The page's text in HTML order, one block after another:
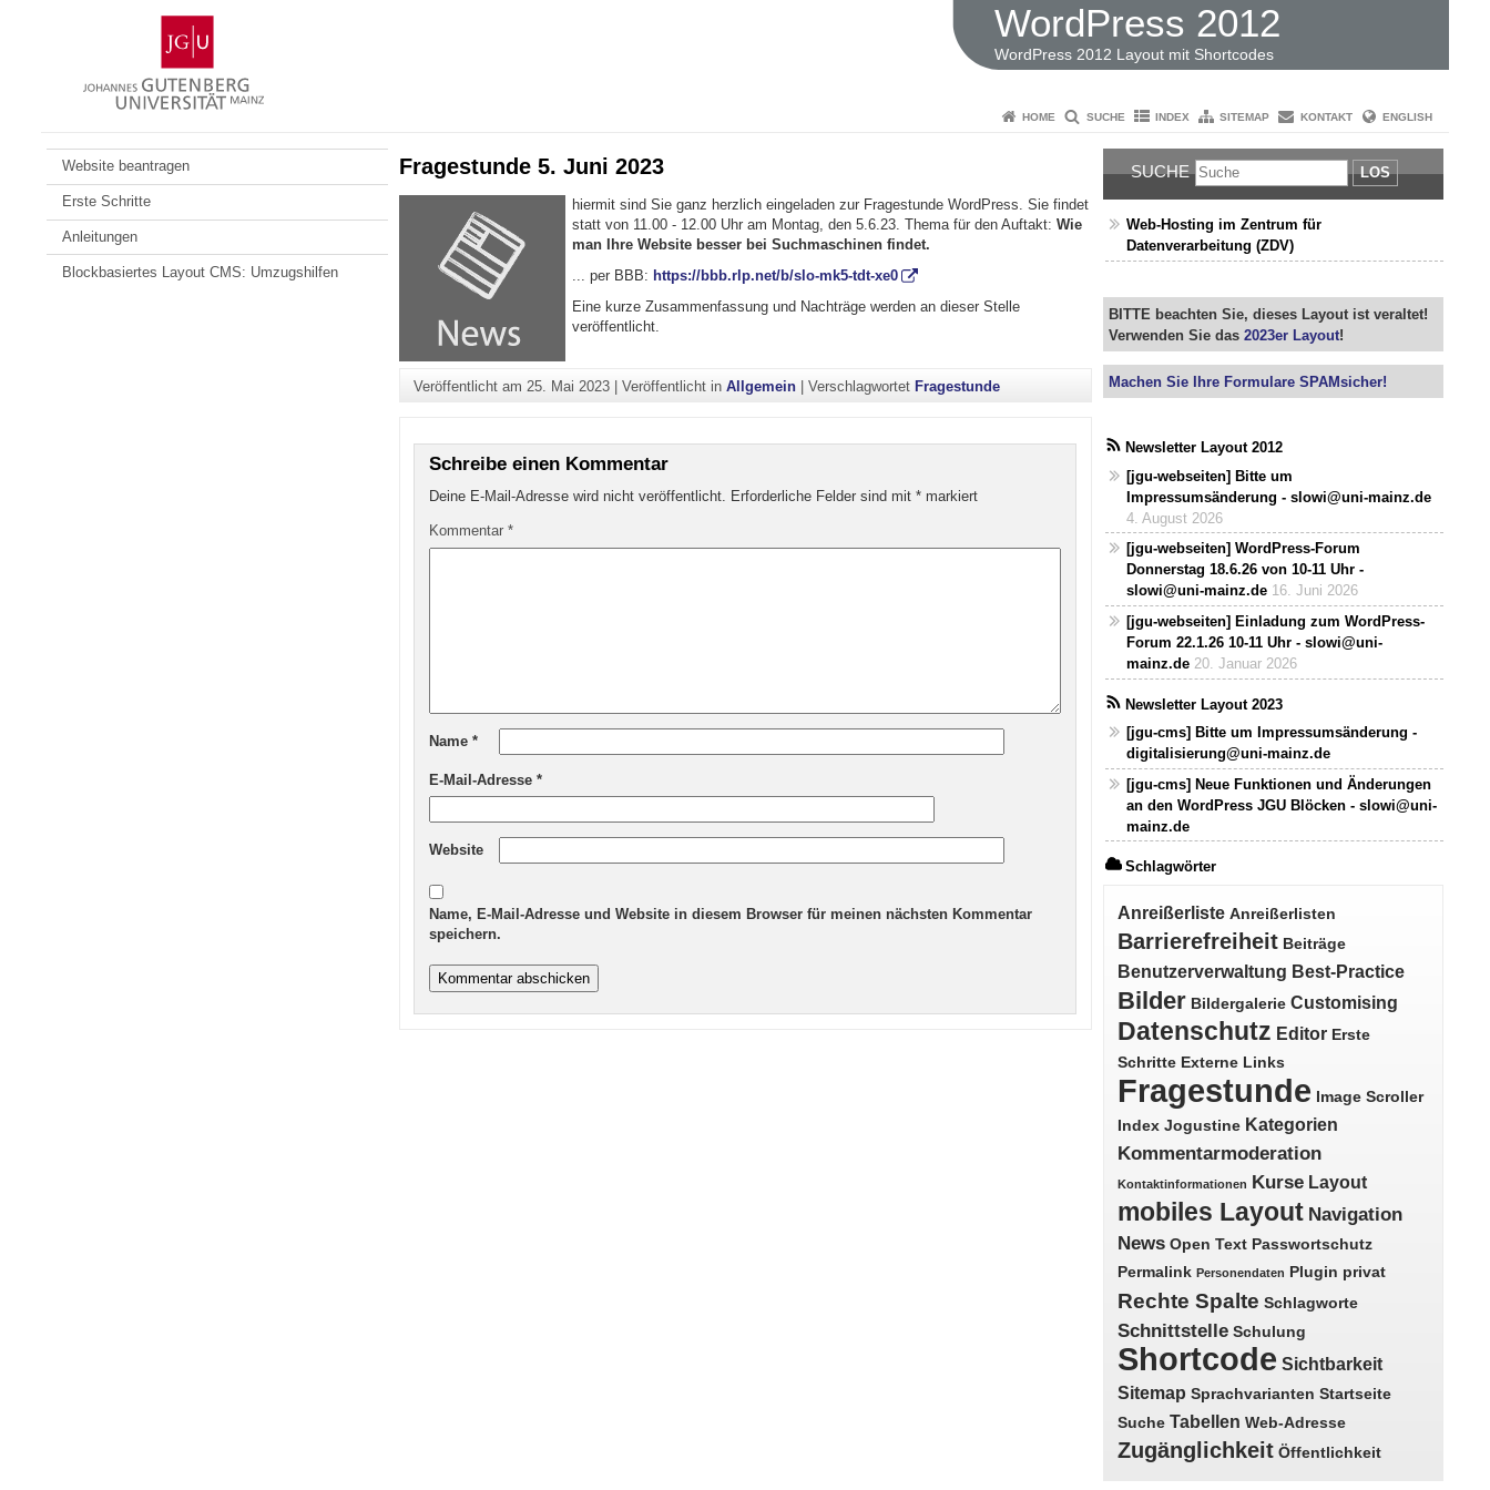
Gutenberg-
Universität
Mainz
WordPress 2012
WordPress 2012 Layout mit Shortcodes
HOME SUCHE INDEX SITEMAP KONTAKT ENGLISH
Website beantragen
Erste Schritte
Anleitungen
Blockbasiertes Layout CMS: Umzugshilfen
Fragestunde 5. Juni 2023
hiermit sind Sie ganz herzlich eingeladen zur Fragestunde WordPress. Sie findet
statt von 11.00 - 12.00 Uhr am Montag, den 5.6.23. Thema für den Auftakt: Wie
man Ihre Website besser bei Suchmaschinen findet.
... per BBB: https://bbb.rlp.net/b/slo-mk5-tdt-xe0
Eine kurze Zusammenfassung und Nachträge werden an dieser Stelle
veröffentlicht.
Veröffentlicht am 25. Mai 2023 |Veröffentlicht inAllgemein |Verschlagwortet Fragestunde
Schreibe einen Kommentar
Deine E-Mail-Adresse wird nicht veröffentlicht. Erforderliche Felder sind mit* markiert
Kommentar*
Name*
E-Mail-Adresse*
Website
Name, E-Mail-Adresse und Website in diesem Browser für meinen nächsten Kommentar
speichern.
SUCHE LOS
Web-Hosting im Zentrum für
Datenverarbeitung (ZDV)
BITTE beachten Sie, dieses Layout ist veraltet!
Verwenden Sie das2023er Layout!
Machen Sie Ihre Formulare SPAMsicher!
Newsletter Layout 2012
[jgu-webseiten] Bitte um
Impressumsänderung - slowi@uni-mainz.de
4. August 2026
[jgu-webseiten] WordPress-Forum
Donnerstag 18.6.26 von 10-11 Uhr -
slowi@uni-mainz.de 16. Juni 2026
[jgu-webseiten] Einladung zum WordPress-
Forum 22.1.26 10-11 Uhr - slowi@uni-
mainz.de 20. Januar 2026
Newsletter Layout 2023
[jgu-cms] Bitte um Impressumsänderung -
digitalisierung@uni-mainz.de
[jgu-cms] Neue Funktionen und Änderungen
an den WordPress JGU Blöcken - slowi@uni-
mainz.de
Schlagwörter
Anreißerliste Anreißerlisten
Barrierefreiheit Beiträge
Benutzerverwaltung Best-Practice
Bilder Bildergalerie Customising
Datenschutz Editor Erste
Schritte Externe Links
Fragestunde
Image Scroller
Index Jogustine Kategorien
Kommentarmoderation
Kontaktinformationen Kurse Layout
mobiles Layout Navigation
News Open Text Passwortschutz
Permalink Personendaten Plugin privat
Rechte Spalte Schlagworte
Schnittstelle Schulung
Shortcode Sichtbarkeit
Sitemap Sprachvarianten Startseite
Suche Tabellen Web-Adresse
Zugänglichkeit Öffentlichkeit